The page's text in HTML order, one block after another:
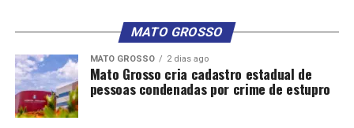
MATO GROSSO
MATO GROSSO 2 dias ago
Mato Grosso cria cadastro estadual de
pessoas condenadas por crime de estupro